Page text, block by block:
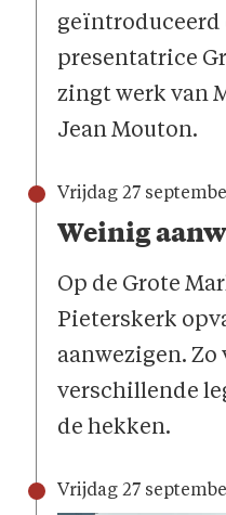
geïntroduceerd
presentatrice
zingt werk van
Jean Mouton.
Vrijdag 27
Weinig
Op de Grote
Pieterskerk
aanwezigen. Zo
verschillende
de hekken.
Vrijdag 27